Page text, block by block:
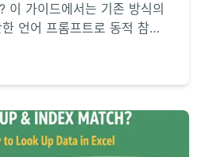
이 가이드에서는 기존 방식의
언어 프롬프트로 동적 참조
니다.